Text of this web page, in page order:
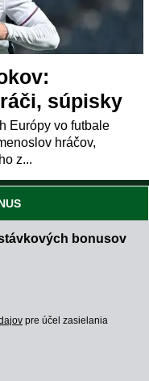
súpisky
Európy vo futbale
hráčov,
z...
bonusov
pre účel zasielania